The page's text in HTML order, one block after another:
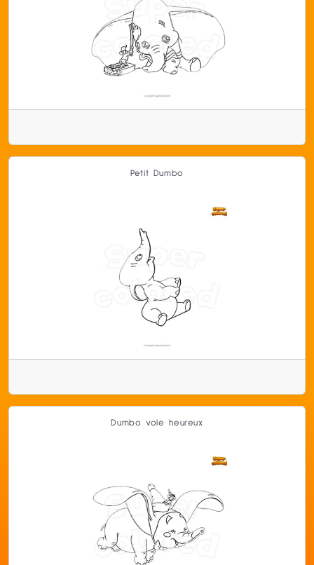
Petit Dumbo
Dumbo vole heureux